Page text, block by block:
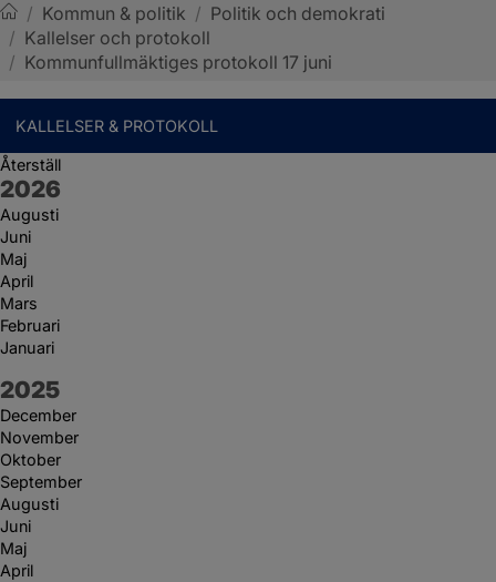
Sotenäs kommun
/ Kommun & politik / Politik och demokrati
/ Kallelser och protokoll
/ Kommunfullmäktiges protokoll 17 juni
KALLELSER & PROTOKOLL
Återställ
År:
2026
Augusti
Juni
Maj
April
Mars
Februari
Januari
År:
2025
December
November
Oktober
September
Augusti
Juni
Maj
April